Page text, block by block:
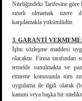
Niteliğindeki Tarifesine göre
sınırlı olmamak üzere
karşılamakla yükümlüdür.
3. GARANTİ VERMEME:
İşbu sözleşme maddesi
olacaktır. Firma
temelde sunulmakta ve
etmeme konusunda tüm
uygulama ile ilgili olarak
kanuni veya başka bir